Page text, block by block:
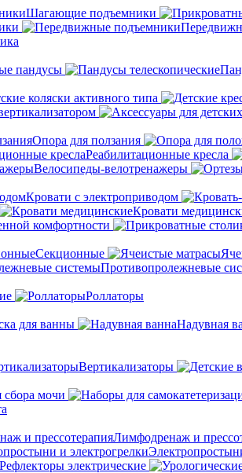
Шагающие подъемники
пандусы
коляски активного типа
Опора для ползания
Реабилитационные кресла
Велосипеды-велотренажеры
Кровати с электроприводом
Кровати
комфортности
Секционные
Противопролежневые
Роллаторы
для ванны Надувная
Вертикализаторы
мочи
Лимфодренаж и
Рефлекторы электрические